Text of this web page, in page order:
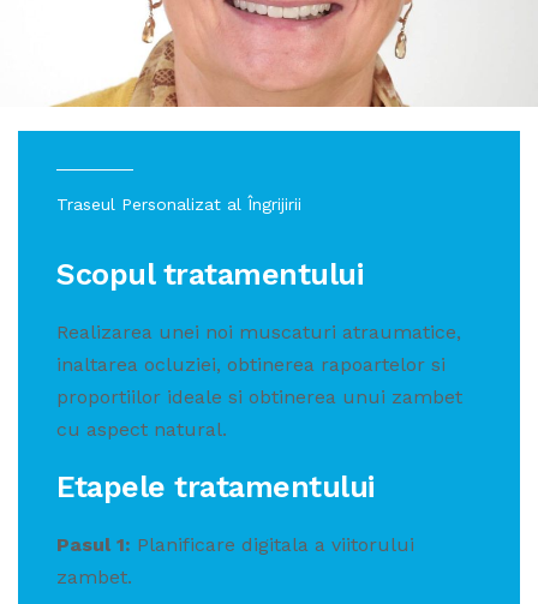
Traseul Personalizat al Îngrijirii
Scopul tratamentului
Realizarea unei noi muscaturi atraumatice,
inaltarea ocluziei, obtinerea rapoartelor si
proportiilor ideale si obtinerea unui zambet
cu aspect natural.
Etapele tratamentului
Pasul 1: Planificare digitala a viitorului
zambet.